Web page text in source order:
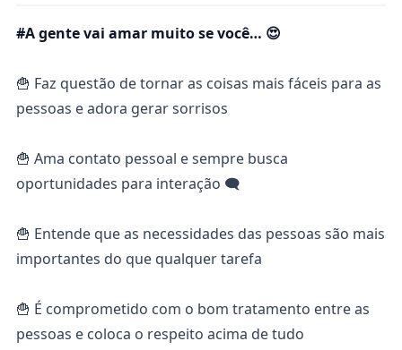
#A gente vai amar muito se você… 😍
🍟 Faz questão de tornar as coisas mais fáceis para as
pessoas e adora gerar sorrisos
🍟 Ama contato pessoal e sempre busca
oportunidades para interação 🗨
🍟 Entende que as necessidades das pessoas são mais
importantes do que qualquer tarefa
🍟 É comprometido com o bom tratamento entre as
pessoas e coloca o respeito acima de tudo